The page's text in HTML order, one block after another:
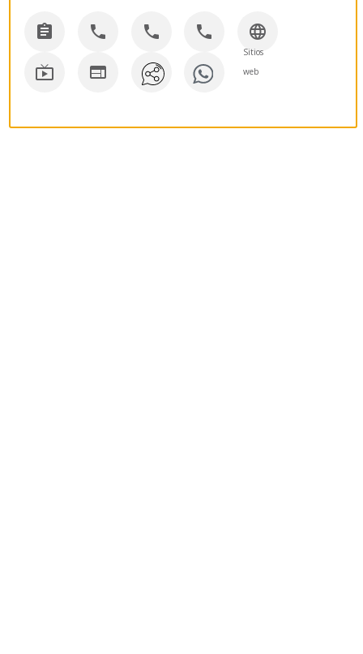
    
Sitios
web
 